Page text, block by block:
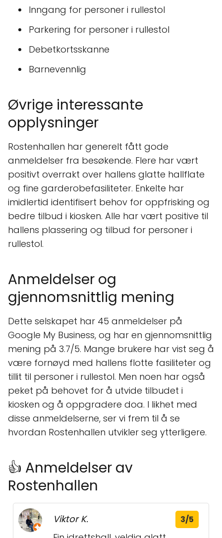
Inngang for personer i rullestol
Parkering for personer i rullestol
Debetkortsskanne
Barnevennlig
Øvrige interessante
opplysninger
Rostenhallen har generelt fått gode
anmeldelser fra besøkende. Flere har vært
positivt overrakt over hallens glatte hallflate
og fine garderobefasiliteter. Enkelte har
imidlertid identifisert behov for oppfrisking og
bedre tilbud i kiosken. Alle har vært positive til
hallens plassering og tilbud for personer i
rullestol.
Anmeldelser og
gjennomsnittlig mening
Dette selskapet har 45 anmeldelser på
Google My Business, og har en gjennomsnittlig
mening på 3.7/5. Mange brukere har vist seg å
være fornøyd med hallens flotte fasiliteter og
tillit til personer i rullestol. Men noen har også
peket på behovet for å utvide tilbudet i
kiosken og å oppgradere doa. I likhet med
disse anmeldelserne, ser vi frem til å se
hvordan Rostenhallen utvikler seg ytterligere.
👍 Anmeldelser av
Rostenhallen
Viktor K. 3/5